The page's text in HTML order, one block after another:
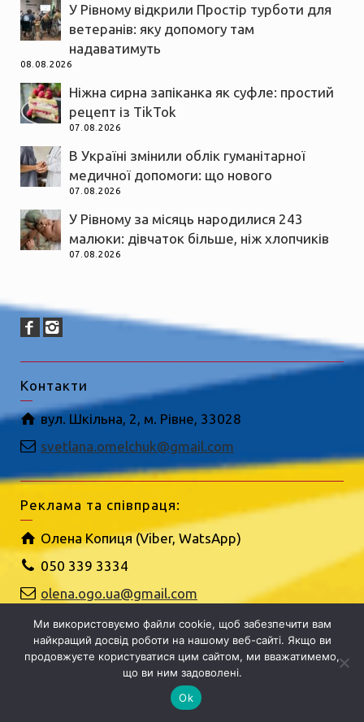
У Рівному відкрили Простір турботи для
ветеранів: яку допомогу там
надаватимуть
08.08.2026
Ніжна сирна запіканка як суфле: простий
рецепт із TikTok
07.08.2026
В Україні змінили облік гуманітарної
медичної допомоги: що нового
07.08.2026
У Рівному за місяць народилися 243
малюки: дівчаток більше, ніж хлопчиків
07.08.2026
Контакти
вул. Шкільна, 2, м. Рівне, 33028
svetlana.omelchuk@gmail.com
Реклама та співпраця:
Олена Копиця (Viber, WatsApp)
050 339 3334
olena.ogo.ua@gmail.com
Ми використовуємо файли cookie, щоб забезпечити вам
найкращий досвід роботи на нашому веб-сайті. Якщо ви
продовжуєте користуватися цим сайтом, ми вважатимемо,
що ви ним задоволені.
Ok